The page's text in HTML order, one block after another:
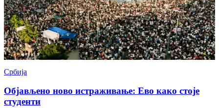
Србија
Објављено ново истраживање: Ево како стоје
студенти